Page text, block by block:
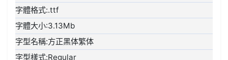
字體格式:.ttf
字體大小:3.13Mb
字型名稱:方正黑体繁体
字型樣式:Regular